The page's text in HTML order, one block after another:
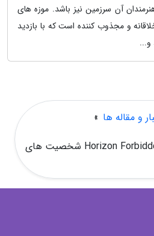
آن سرزمین نیز باشد. موزه های
و مجذوب کننده است که با بازدید
و...
و مقاله ها »
تریلر داستانی Horizon Forbidden West شخصیت های